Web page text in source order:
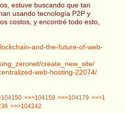
estuve buscando que tan
usando tecnología P2P y
costos, y encontré todo esto,
and-the-future-of-web-
create_new_site/
web-hosting-22074/
>>>104159 >>>104179 >>>1
>>>104242